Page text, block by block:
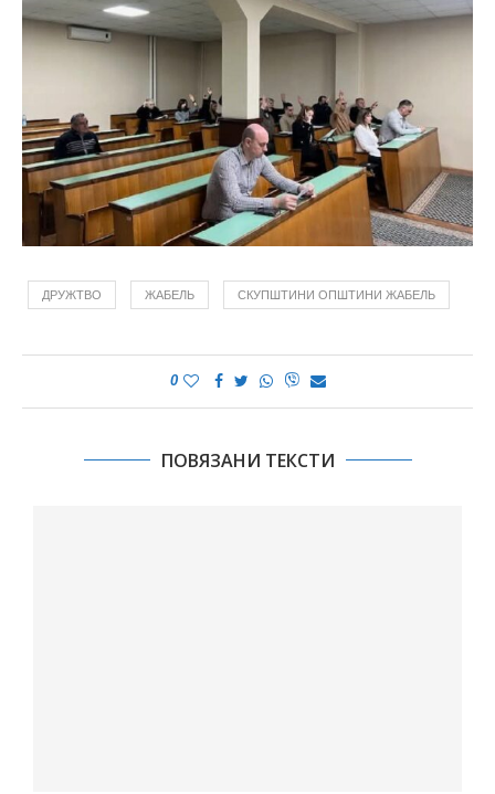
ДРУЖТВО ЖАБЕЛЬ СКУПШТИНИ ОПШТИНИ ЖАБЕЛЬ
0
ПОВЯЗАНИ ТЕКСТИ